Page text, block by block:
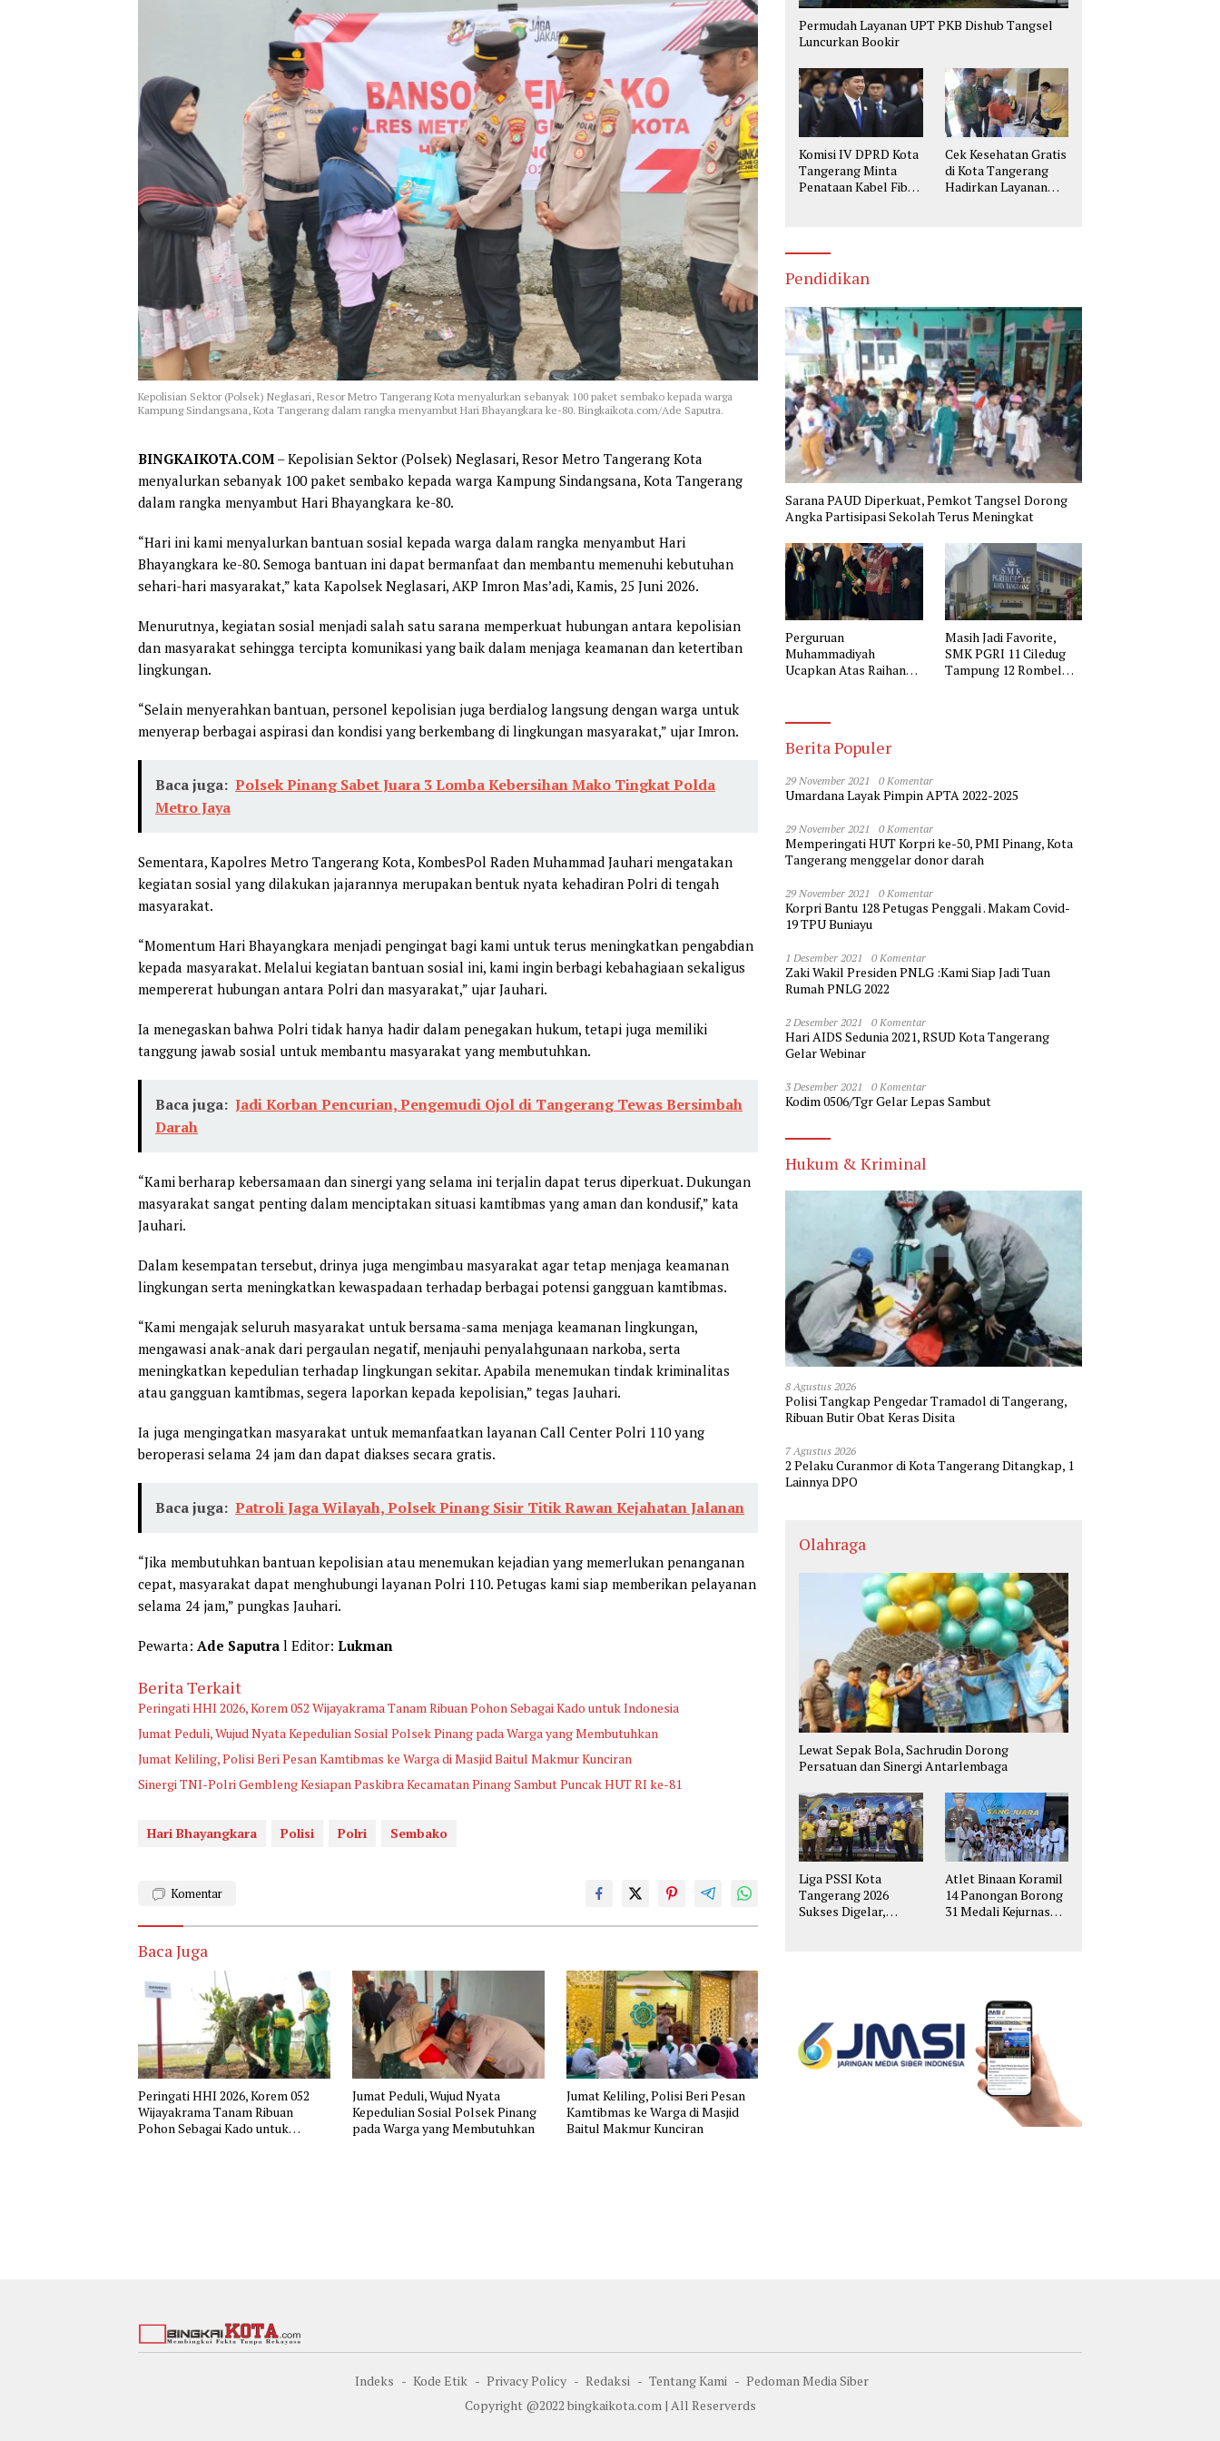
Kepolisian Sektor (Polsek) Neglasari, Resor Metro Tangerang Kota menyalurkan sebanyak 100 paket sembako kepada warga
Kampung Sindangsana, Kota Tangerang dalam rangka menyambut Hari Bhayangkara ke-80. Bingkaikota.com/Ade Saputra.
BINGKAIKOTA.COM – Kepolisian Sektor (Polsek) Neglasari, Resor Metro Tangerang Kota
menyalurkan sebanyak 100 paket sembako kepada warga Kampung Sindangsana, Kota Tangerang
dalam rangka menyambut Hari Bhayangkara ke-80.
“Hari ini kami menyalurkan bantuan sosial kepada warga dalam rangka menyambut Hari
Bhayangkara ke-80. Semoga bantuan ini dapat bermanfaat dan membantu memenuhi kebutuhan
sehari-hari masyarakat,” kata Kapolsek Neglasari, AKP Imron Mas’adi, Kamis, 25 Juni 2026.
Menurutnya, kegiatan sosial menjadi salah satu sarana memperkuat hubungan antara kepolisian
dan masyarakat sehingga tercipta komunikasi yang baik dalam menjaga keamanan dan ketertiban
lingkungan.
“Selain menyerahkan bantuan, personel kepolisian juga berdialog langsung dengan warga untuk
menyerap berbagai aspirasi dan kondisi yang berkembang di lingkungan masyarakat,” ujar Imron.
Baca juga: Polsek Pinang Sabet Juara 3 Lomba Kebersihan Mako Tingkat Polda
Metro Jaya
Sementara, Kapolres Metro Tangerang Kota, KombesPol Raden Muhammad Jauhari mengatakan
kegiatan sosial yang dilakukan jajarannya merupakan bentuk nyata kehadiran Polri di tengah
masyarakat.
“Momentum Hari Bhayangkara menjadi pengingat bagi kami untuk terus meningkatkan pengabdian
kepada masyarakat. Melalui kegiatan bantuan sosial ini, kami ingin berbagi kebahagiaan sekaligus
mempererat hubungan antara Polri dan masyarakat,” ujar Jauhari.
Ia menegaskan bahwa Polri tidak hanya hadir dalam penegakan hukum, tetapi juga memiliki
tanggung jawab sosial untuk membantu masyarakat yang membutuhkan.
Baca juga: Jadi Korban Pencurian, Pengemudi Ojol di Tangerang Tewas Bersimbah
Darah
“Kami berharap kebersamaan dan sinergi yang selama ini terjalin dapat terus diperkuat. Dukungan
masyarakat sangat penting dalam menciptakan situasi kamtibmas yang aman dan kondusif,” kata
Jauhari.
Dalam kesempatan tersebut, drinya juga mengimbau masyarakat agar tetap menjaga keamanan
lingkungan serta meningkatkan kewaspadaan terhadap berbagai potensi gangguan kamtibmas.
“Kami mengajak seluruh masyarakat untuk bersama-sama menjaga keamanan lingkungan,
mengawasi anak-anak dari pergaulan negatif, menjauhi penyalahgunaan narkoba, serta
meningkatkan kepedulian terhadap lingkungan sekitar. Apabila menemukan tindak kriminalitas
atau gangguan kamtibmas, segera laporkan kepada kepolisian,” tegas Jauhari.
Ia juga mengingatkan masyarakat untuk memanfaatkan layanan Call Center Polri 110 yang
beroperasi selama 24 jam dan dapat diakses secara gratis.
Baca juga: Patroli Jaga Wilayah, Polsek Pinang Sisir Titik Rawan Kejahatan Jalanan
“Jika membutuhkan bantuan kepolisian atau menemukan kejadian yang memerlukan penanganan
cepat, masyarakat dapat menghubungi layanan Polri 110. Petugas kami siap memberikan pelayanan
selama 24 jam,” pungkas Jauhari.
Pewarta: Ade Saputra l Editor: Lukman
Berita Terkait
Peringati HHI 2026, Korem 052 Wijayakrama Tanam Ribuan Pohon Sebagai Kado untuk Indonesia
Jumat Peduli, Wujud Nyata Kepedulian Sosial Polsek Pinang pada Warga yang Membutuhkan
Jumat Keliling, Polisi Beri Pesan Kamtibmas ke Warga di Masjid Baitul Makmur Kunciran
Sinergi TNI-Polri Gembleng Kesiapan Paskibra Kecamatan Pinang Sambut Puncak HUT RI ke-81
Hari Bhayangkara Polisi Polri Sembako
Komentar
Baca Juga
Peringati HHI 2026, Korem 052
Wijayakrama Tanam Ribuan
Pohon Sebagai Kado untuk
Jumat Peduli, Wujud Nyata
Kepedulian Sosial Polsek Pinang
pada Warga yang Membutuhkan
Jumat Keliling, Polisi Beri Pesan
Kamtibmas ke Warga di Masjid
Baitul Makmur Kunciran
Permudah Layanan UPT PKB Dishub Tangsel
Luncurkan Bookir
Komisi IV DPRD Kota
Tangerang Minta
Penataan Kabel Fiber
Cek Kesehatan Gratis
di Kota Tangerang
Hadirkan Layanan
Pendidikan
Sarana PAUD Diperkuat, Pemkot Tangsel Dorong
Angka Partisipasi Sekolah Terus Meningkat
Perguruan
Muhammadiyah
Ucapkan Atas Raihan
Tangerang
Masih Jadi Favorite,
SMK PGRI 11 Ciledug
Tampung 12 Rombel
Berita Populer
29 November 2021 0 Komentar
Umardana Layak Pimpin APTA 2022-2025
29 November 2021 0 Komentar
Memperingati HUT Korpri ke-50, PMI Pinang, Kota
Tangerang menggelar donor darah
29 November 2021 0 Komentar
Korpri Bantu 128 Petugas Penggali . Makam Covid-
19 TPU Buniayu
1 Desember 2021 0 Komentar
Zaki Wakil Presiden PNLG :Kami Siap Jadi Tuan
Rumah PNLG 2022
2 Desember 2021 0 Komentar
Hari AIDS Sedunia 2021, RSUD Kota Tangerang
Gelar Webinar
3 Desember 2021 0 Komentar
Kodim 0506/Tgr Gelar Lepas Sambut
Hukum & Kriminal
8 Agustus 2026
Polisi Tangkap Pengedar Tramadol di Tangerang,
Ribuan Butir Obat Keras Disita
7 Agustus 2026
2 Pelaku Curanmor di Kota Tangerang Ditangkap, 1
Lainnya DPO
Olahraga
Lewat Sepak Bola, Sachrudin Dorong
Persatuan dan Sinergi Antarlembaga
Liga PSSI Kota
Tangerang 2026
Sukses Digelar,
Atlet Binaan Koramil
14 Panongan Borong
31 Medali Kejurnas
Indeks Kode Etik Privacy Policy Redaksi Tentang Kami
Pedoman Media Siber
Copyright @2022 bingkaikota.com | All Reserverds